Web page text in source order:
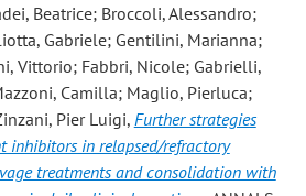
Beatrice; Broccoli, Alessandro;
Gabriele; Gentilini, Marianna;
Vittorio; Fabbri, Nicole; Gabrielli,
Camilla; Maglio, Pierluca;
Pier Luigi, Further strategies
inhibitors in relapsed/refractory
treatments and consolidation with